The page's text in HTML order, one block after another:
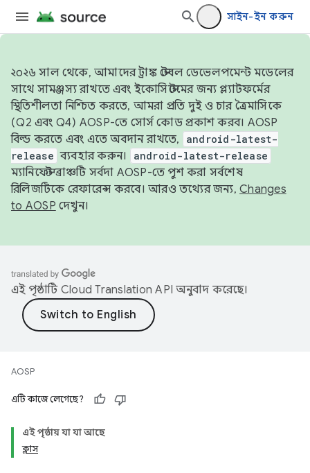
সাইন-ইন করুন
২০২৬ সাল থেকে, আমাদের ট্রাঙ্ক স্টেবল ডেভেলপমেন্ট মডেলের
সাথে সামঞ্জস্য রাখতে এবং ইকোসিস্টেমের জন্য প্ল্যাটফর্মের
স্থিতিশীলতা নিশ্চিত করতে, আমরা প্রতি দুই ও চার ত্রৈমাসিকে
(Q2 এবং Q4) AOSP-তে সোর্স কোড প্রকাশ করব। AOSP
বিল্ড করতে এবং এতে অবদান রাখতে,
android-latest-
release ব্যবহার করুন। android-latest-release
ম্যানিফেস্ট ব্রাঞ্চটি সর্বদা AOSP-তে পুশ করা সর্বশেষ
রিলিজটিকে রেফারেন্স করবে। আরও তথ্যের জন্য, Changes
to AOSP দেখুন।
এই পৃষ্ঠাটি Cloud Translation API অনুবাদ করেছে।
AOSP
এটি কাজে লেগেছে?
এই পৃষ্ঠায় যা যা আছে
ক্লাস